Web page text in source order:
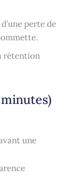
perte de
rétention
une